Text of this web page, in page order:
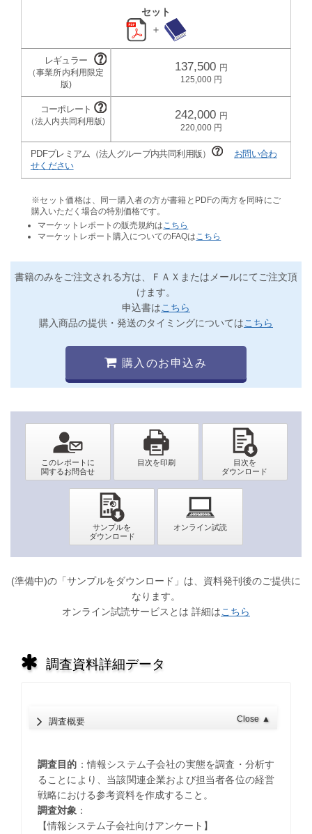
セット
＋
137,500
125,000
242,000
220,000
PDFプレミアム（法人グループ内共同利用版）
お問い合わ
せください
※セット価格は、同一購入者の方が書籍とPDFの両方を同時にご
購入いただく場合の特別価格です。
マーケットレポートの販売規約は こちら
マーケットレポート購入についてのFAQは こちら
書籍のみをご注文される方は、ＦＡＸまたはメールにてご注文頂
けます。
申込書はこちら
購入商品の提供・発送のタイミングについてはこちら
購入のお申込み
(準備中)の「サンプルをダウンロード」は、資料発刊後のご提供に
なります。
オンライン試読サービスとは 詳細はこちら
調査資料詳細データ
調査概要 Close ▲
調査目的 ：情報システム子会社の実態を調査・分析す
ることにより、当該関連企業および担当者各位の経営
戦略における参考資料を作成すること。
調査対象 ：
【情報システム子会社向けアンケート】